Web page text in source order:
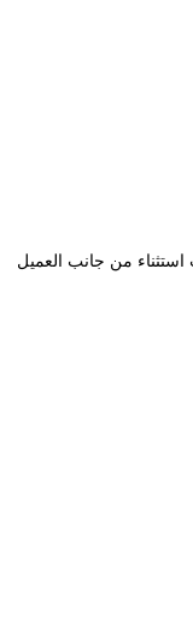
من جانب العميل